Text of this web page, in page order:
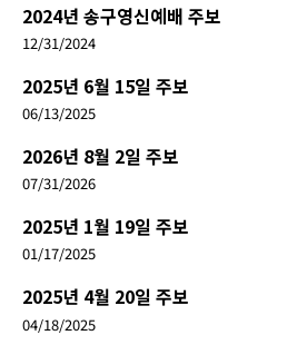
2024년 송구영신예배 주보
12/31/2024
2025년 6월 15일 주보
06/13/2025
2026년 8월 2일 주보
07/31/2026
2025년 1월 19일 주보
01/17/2025
2025년 4월 20일 주보
04/18/2025